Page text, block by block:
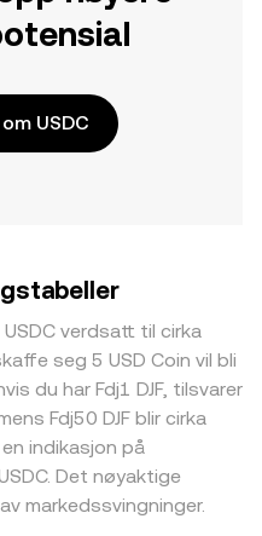
USDC
verdsatt til cirka
seg 5 USD Coin vil bli
du har Fdj1 DJF, tilsvarer
Fdj50 DJF blir cirka
indikasjon på
Det nøyaktige
markedssvingninger.